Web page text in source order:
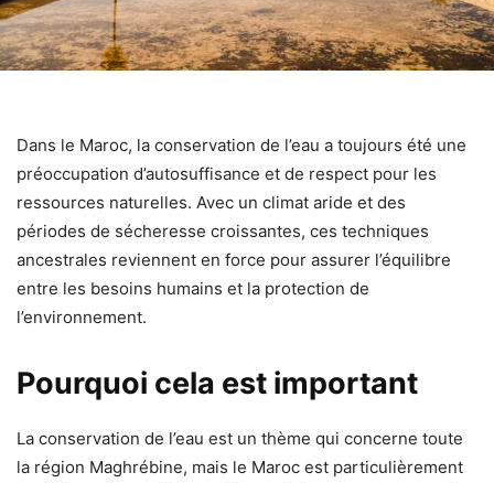
Dans le Maroc, la conservation de l’eau a toujours été une
préoccupation d’autosuffisance et de respect pour les
ressources naturelles. Avec un climat aride et des
périodes de sécheresse croissantes, ces techniques
ancestrales reviennent en force pour assurer l’équilibre
entre les besoins humains et la protection de
l’environnement.
Pourquoi cela est important
La conservation de l’eau est un thème qui concerne toute
la région Maghrébine, mais le Maroc est particulièrement